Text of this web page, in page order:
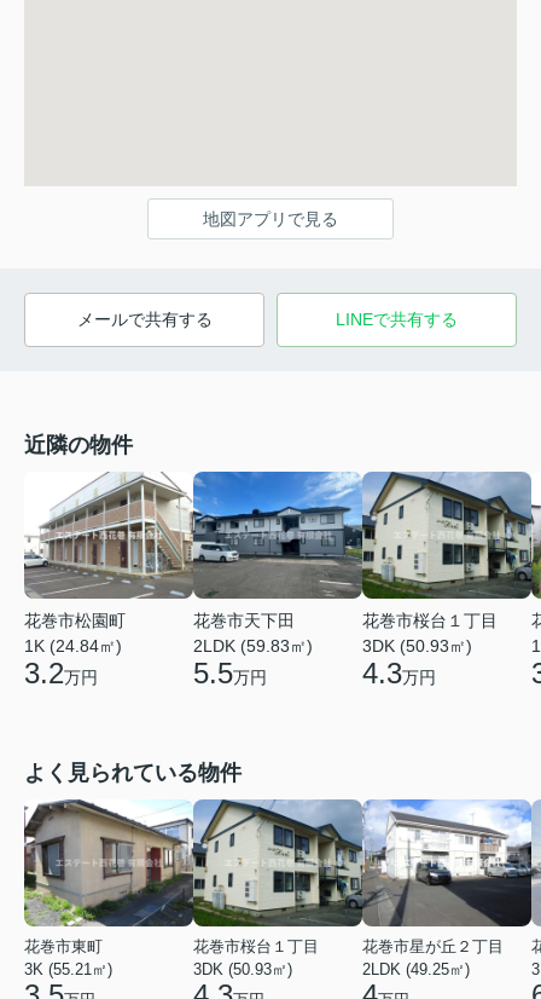
地図アプリで見る
メールで共有する LINEで共有する
近隣の物件
花巻市松園町
1K (24.84㎡)
3.2万円
花巻市天下田
2LDK (59.83㎡)
5.5万円
花巻市桜台１丁目
3DK (50.93㎡)
4.3万円
よく見られている物件
花巻市東町
3K (55.21㎡)
花巻市桜台１丁目
3DK (50.93㎡)
花巻市星が丘２丁目
2LDK (49.25㎡)